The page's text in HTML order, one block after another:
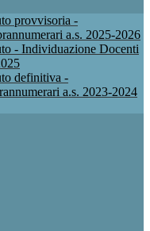
provvisoria -
a.s. 2025-2026
- Individuazione Docenti
definitiva -
a.s. 2023-2024